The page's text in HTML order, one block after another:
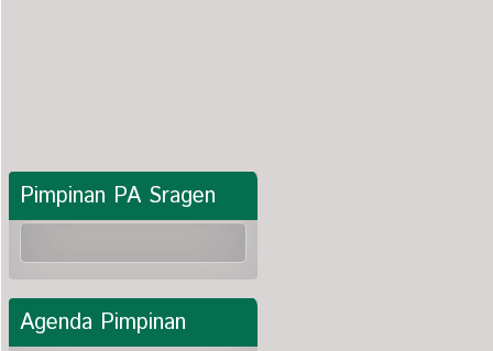
Pimpinan PA Sragen
Agenda Pimpinan
01-31:Januari
AGENDA
JANUARI